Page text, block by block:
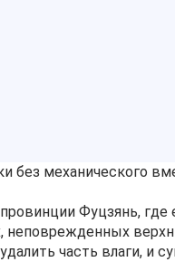
без механического
Фуцзянь,
часть влаги, и